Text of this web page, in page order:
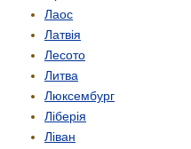
Лаос
Латвія
Лесото
Литва
Люксембург
Ліберія
Ліван